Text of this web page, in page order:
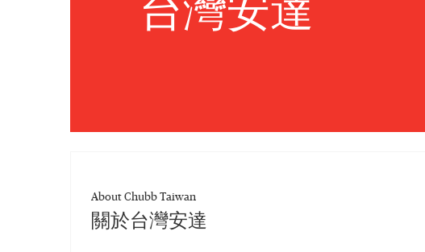
台灣安達
About Chubb Taiwan
關於台灣安達